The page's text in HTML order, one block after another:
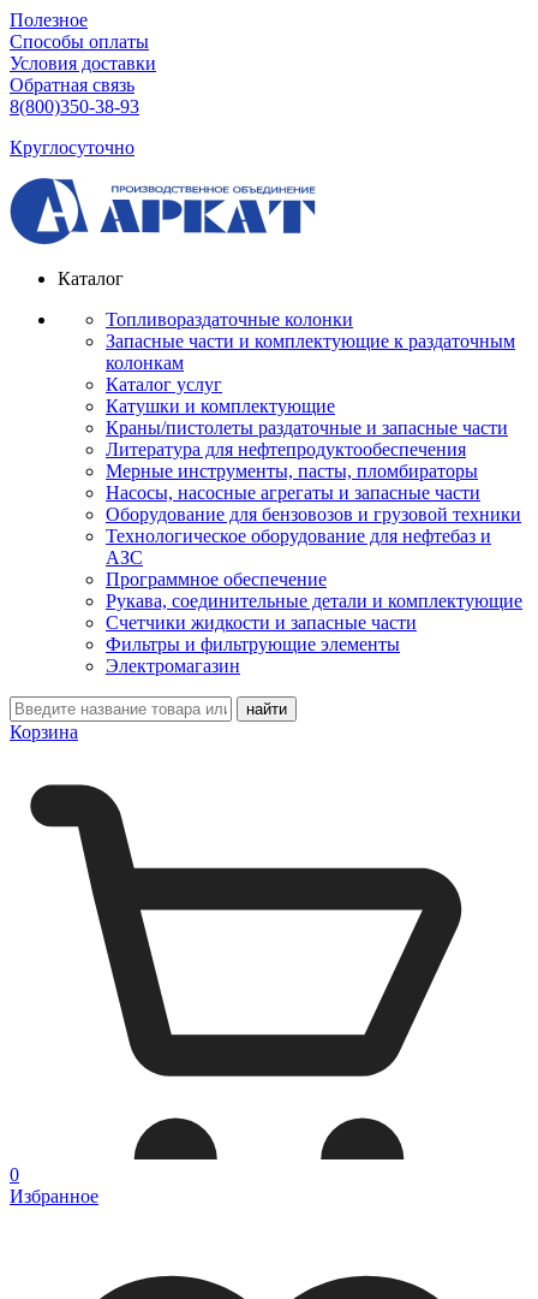
Полезное
Способы оплаты
Условия доставки
Обратная связь
8(800)350-38-93
Круглосуточно
Каталог
Топливораздаточные колонки
Запасные части и комплектующие к раздаточным
колонкам
Каталог услуг
Катушки и комплектующие
Краны/пистолеты раздаточные и запасные части
Литература для нефтепродуктообеспечения
Мерные инструменты, пасты, пломбираторы
Насосы, насосные агрегаты и запасные части
Оборудование для бензовозов и грузовой техники
Технологическое оборудование для нефтебаз и
АЗС
Программное обеспечение
Рукава, соединительные детали и комплектующие
Счетчики жидкости и запасные части
Фильтры и фильтрующие элементы
Электромагазин
Корзина
0
Избранное